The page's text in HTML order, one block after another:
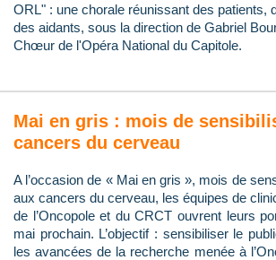
ORL" : une chorale réunissant des patients,
des aidants, sous la direction de Gabriel
Chœur de l'Opéra National du Capitole.
Mai en gris : mois de
cancers du cerveau
A l’occasion de « Mai en gris », mois de
aux cancers du cerveau, les équipes de
de l’Oncopole et du CRCT ouvrent leurs
mai prochain. L’objectif : sensibiliser le
les avancées de la recherche menée à